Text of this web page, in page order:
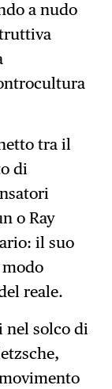
a nudo
tra il
di
o Ray
il suo
reale.
nel solco di